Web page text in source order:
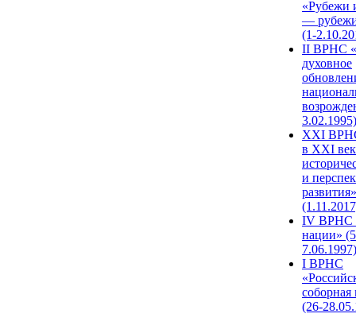
«Рубежи
—
(1-
II ВРНС
духовное
3.02.1995)
XХI
в XXI
и
развития»
IV ВРНС
нации»
7.06.1997)
I ВРНС
(26-